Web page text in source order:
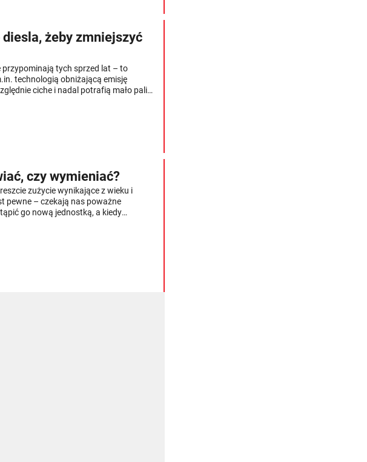
żeby zmniejszyć
przypominają tych sprzed lat – to
technologią obniżającą emisję
ciche i nadal potrafią mało palić.
czy wymieniać?
zużycie wynikające z wieku i
pewne – czekają nas poważne
go nową jednostką, a kiedy